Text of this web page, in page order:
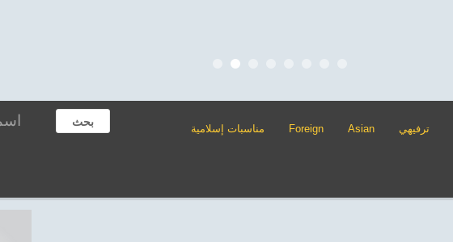
بحث
ترفيهي Asian
Foreign مناسبات إسلامية